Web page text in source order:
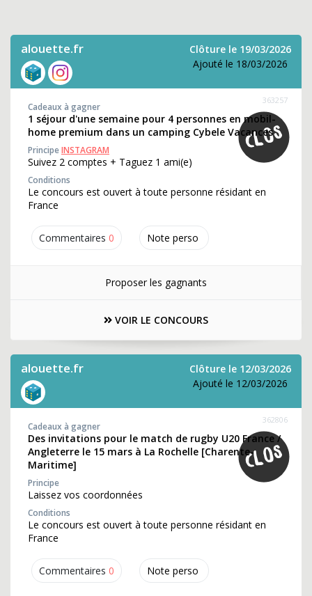
alouette.fr
Clôture le 19/03/2026
Ajouté le 18/03/2026
Commentaires 0 Note perso
363257
Cadeaux à gagner
1 séjour d'une semaine pour 4 personnes en mobil-
home premium dans un camping Cybele Vacances
PrincipeINSTAGRAM
Suivez 2 comptes + Taguez 1 ami(e)
Conditions
Le concours est ouvert à toute personne résidant en
France
Proposer les gagnants
VOIR LE CONCOURS
alouette.fr
Clôture le 12/03/2026
Ajouté le 12/03/2026
Commentaires 0 Note perso
362806
Cadeaux à gagner
Des invitations pour le match de rugby U20 France /
Angleterre le 15 mars à La Rochelle [Charente-
Maritime]
Principe
Laissez vos coordonnées
Conditions
Le concours est ouvert à toute personne résidant en
France